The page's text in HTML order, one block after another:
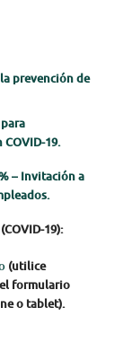
prevención de
19.
– Invitación a
19):
(utilice
formulario
o tablet).